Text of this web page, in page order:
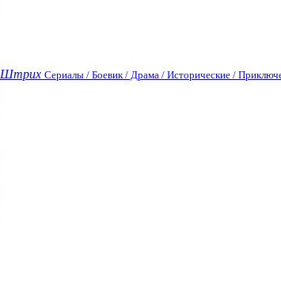
Штрих Сериалы / Боевик / Драма / Исторические /